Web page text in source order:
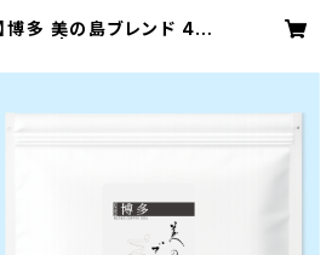
博多 美の島ブレンド 40